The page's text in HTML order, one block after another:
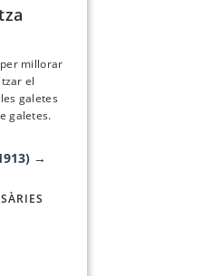
millorar
el
galetes
galetes.
→